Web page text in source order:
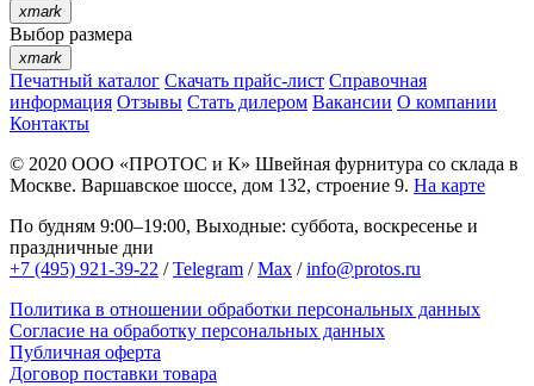
xmark
Выбор размера
xmark
Печатный каталог Скачать прайс-лист Справочная
информация Отзывы Стать дилером Вакансии О компании
Контакты
© 2020 ООО «ПРОТОС и К» Швейная фурнитура со склада в
Москве. Варшавское шоссе, дом 132, строение 9. На карте
По будням 9:00–19:00, Выходные: суббота, воскресенье и
праздничные дни
+7 (495) 921-39-22 /Telegram /Max /info@protos.ru
Политика в отношении обработки персональных данных
Согласие на обработку персональных данных
Публичная оферта
Договор поставки товара